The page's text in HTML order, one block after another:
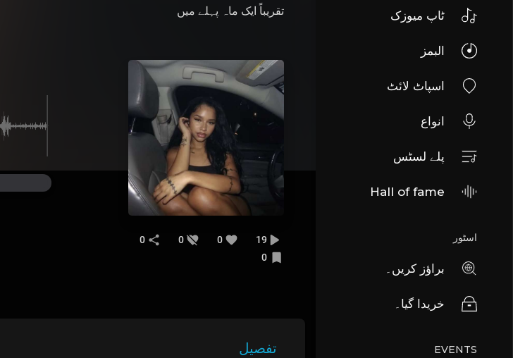
ٹاپ میوزک
البمز
اسپاٹ لائٹ
انواع
پلے لسٹس
Hall of fame
اسٹور
براؤز کریں۔
خریدا گیا۔
EVENTS
تقریباً ایک ماہ پہلے میں
19
0
0
0
0
تفصیل